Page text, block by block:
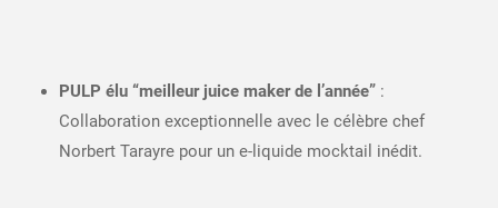
PULP élu “meilleur juice maker de l’année”:
Collaboration exceptionnelle avec le célèbre chef
Norbert Tarayre pour un e-liquide mocktail inédit.